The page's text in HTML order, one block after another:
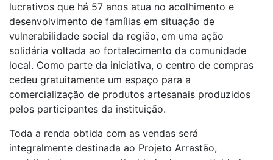
lucrativos que há 57 anos atua no acolhimento e
desenvolvimento de famílias em situação de
vulnerabilidade social da região, em uma ação
solidária voltada ao fortalecimento da comunidade
local. Como parte da iniciativa, o centro de compras
cedeu gratuitamente um espaço para a
comercialização de produtos artesanais produzidos
pelos participantes da instituição.
Toda a renda obtida com as vendas será
integralmente destinada ao Projeto Arrastão,